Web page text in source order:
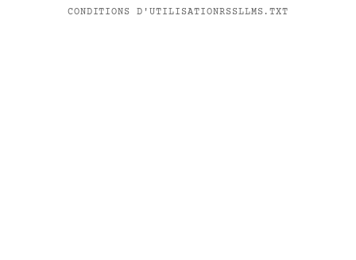
CONDITIONS D'UTILISATIONRSSLLMS.TXT